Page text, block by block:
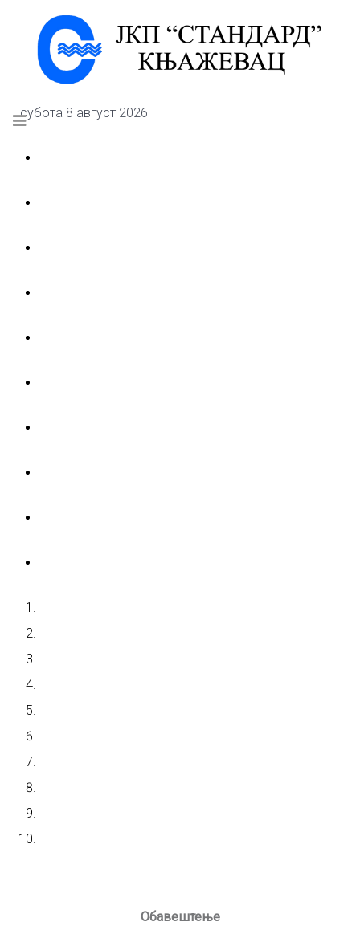
субота 8 август 2026
Обавештење